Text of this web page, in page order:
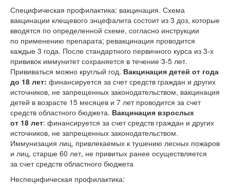
Специфическая профилактика: вакцинация. Схема
вакцинации клещевого энцефалита состоит из 3 доз, которые
вводятся по определенной схеме, согласно инструкции
по применению препарата; ревакцинация проводится
каждые 3 года. После стандартного первичного курса из 3-х
прививок иммунитет сохраняется в течение 3-5 лет.
Прививаться можно круглый год. Вакцинация детей от года
до 18 лет: финансируется за счет средств граждан и других
источников, не запрещенных законодательством, вакцинация
детей в возрасте 15 месяцев и 7 лет проводится за счет
средств областного бюджета. Вакцинация взрослых
от 18 лет: финансируется за счет средств граждан и других
источников, не запрещенных законодательством.
Иммунизация лиц, привлекаемых к тушению лесных пожаров
и лиц, старше 60 лет, не привитых ранее осуществляется
за счет средств областного бюджета
Неспецифическая профилактика: